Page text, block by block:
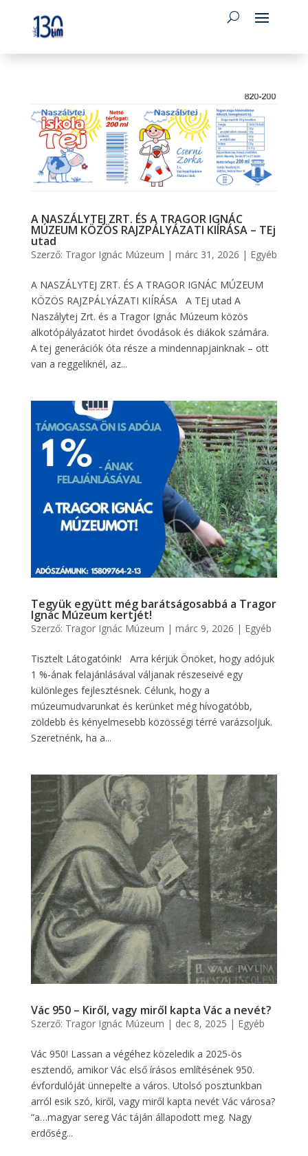
A NASZÁLYTEJ ZRT. ÉS A TRAGOR IGNÁC
MÚZEUM KÖZÖS RAJZPÁLYÁZATI KIÍRÁSA – TEj
utad
Szerző: Tragor Ignác Múzeum | márc 31, 2026 | Egyéb
A NASZÁLYTEJ ZRT. ÉS A TRAGOR IGNÁC MÚZEUM
KÖZÖS RAJZPÁLYÁZATI KIÍRÁSA A TEj utad A
Naszálytej Zrt. és a Tragor Ignác Múzeum közös
alkotópályázatot hirdet óvodások és diákok számára.
A tej generációk óta része a mindennapjainknak – ott
van a reggeliknél, az...
Tegyük együtt még barátságosabbá a Tragor
Ignác Múzeum kertjét!
Szerző: Tragor Ignác Múzeum | márc 9, 2026 | Egyéb
Tisztelt Látogatóink! Arra kérjük Önöket, hogy adójuk
1 %-ának felajánlásával váljanak részeseivé egy
különleges fejlesztésnek. Célunk, hogy a
múzeumudvarunkat és kerünket még hívogatóbb,
zöldebb és kényelmesebb közösségi térré varázsoljuk.
Szeretnénk, ha a...
Vác 950 – Kiről, vagy miről kapta Vác a nevét?
Szerző: Tragor Ignác Múzeum | dec 8, 2025 | Egyéb
Vác 950! Lassan a végéhez közeledik a 2025-ös
esztendő, amikor Vác első írásos említésének 950.
évfordulóját ünnepelte a város. Utolsó posztunkban
arról esik szó, kiről, vagy miről kapta nevét Vác városa?
“a…magyar sereg Vác táján állapodott meg. Nagy
erdőség...